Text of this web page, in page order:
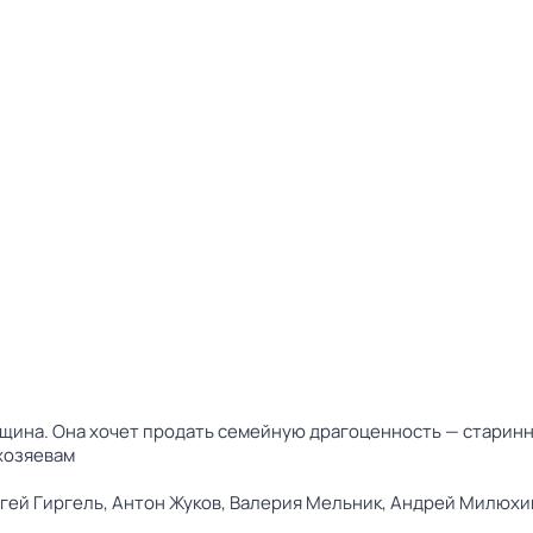
Она хочет продать семейную драгоценность —
Гиргель,Антон Жуков, Валерия Мельник,Андрей